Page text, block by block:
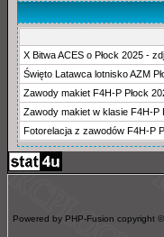
X Bitwa ACES o Płock 2025 -
Święto Latawca lotnisko AZM
Zawody makiet F4H-P Płock
Zawody makiet w klasie F4H-P
Fotorelacja z zawodów F4H-P
Powered by PHP-Fusion copyright